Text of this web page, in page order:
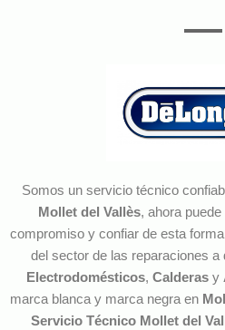
Somos un servicio técnico
Mollet del Vallès, ahora
compromiso y confiar de esta
del sector de las reparaciones a
Electrodomésticos, Calderasy
marca blanca y marca negra en
Servicio Técnico Mollet del